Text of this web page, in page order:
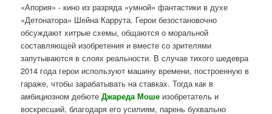
«Апория» - кино из разряда «умной» фантастики в духе
«Детонатора» Шейна Каррута. Герои безостановочно
обсуждают хитрые схемы, общаются о моральной
составляющей изобретения и вместе со зрителями
запутываются в слоях реальности. В случае тихого шедевра
2014 года герои используют машину времени, построенную в
гараже, чтобы зарабатывать на ставках. Тогда как в
амбициозном дебютеДжареда Моше изобретатель и
воскресший, благодаря его усилиям, парень буквально